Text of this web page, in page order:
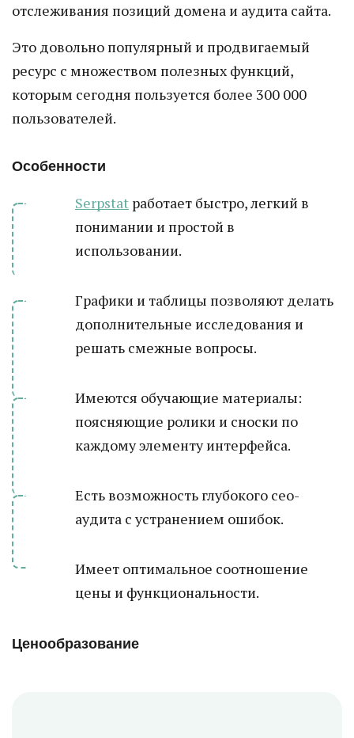
отслеживания позиций домена и аудита сайта.
Это довольно популярный и продвигаемый
ресурс с множеством полезных функций,
которым сегодня пользуется более 300 000
пользователей.
Особенности
Serpstat работает быстро, легкий в
понимании и простой в
использовании.
Графики и таблицы позволяют делать
дополнительные исследования и
решать смежные вопросы.
Имеются обучающие материалы:
поясняющие ролики и сноски по
каждому элементу интерфейса.
Есть возможность глубокого сео-
аудита с устранением ошибок.
Имеет оптимальное соотношение
цены и функциональности.
Ценообразование